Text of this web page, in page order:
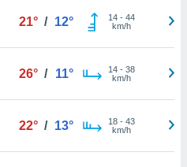
21° / 12° 14- 44
km/h
26° / 11° 14- 38
km/h
22° / 13° 18- 43
km/h